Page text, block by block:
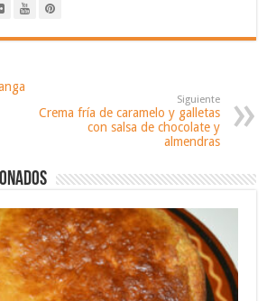
Siguiente
Crema fría de caramelo y galletas
con salsa de chocolate y
almendras